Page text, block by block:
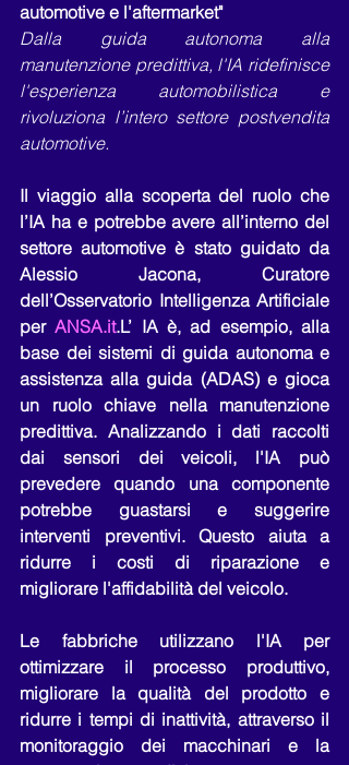
automotive e l'aftermarket"
Dalla guida autonoma alla
manutenzione predittiva, l'IA ridefinisce
l'esperienza automobilistica e
rivoluziona l’intero settore postvendita
automotive.
Il viaggio alla scoperta del ruolo che
l’IA ha e potrebbe avere all’interno del
settore automotive è stato guidato da
Alessio Jacona, Curatore
dell’Osservatorio Intelligenza Artificiale
per ANSA.it.L’ IA è, ad esempio, alla
base dei sistemi di guida autonoma e
assistenza alla guida (ADAS) e gioca
un ruolo chiave nella manutenzione
predittiva. Analizzando i dati raccolti
dai sensori dei veicoli, l'IA può
prevedere quando una componente
potrebbe guastarsi e suggerire
interventi preventivi. Questo aiuta a
ridurre i costi di riparazione e
migliorare l'affidabilità del veicolo.
Le fabbriche utilizzano l'IA per
ottimizzare il processo produttivo,
migliorare la qualità del prodotto e
ridurre i tempi di inattività, attraverso il
monitoraggio dei macchinari e la